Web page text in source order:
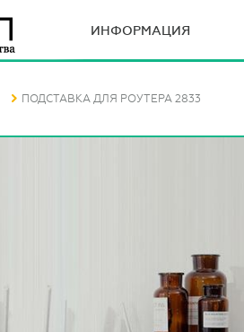
ИНФОРМАЦИЯ
ПОДСТАВКА ДЛЯ РОУТЕРА 2833